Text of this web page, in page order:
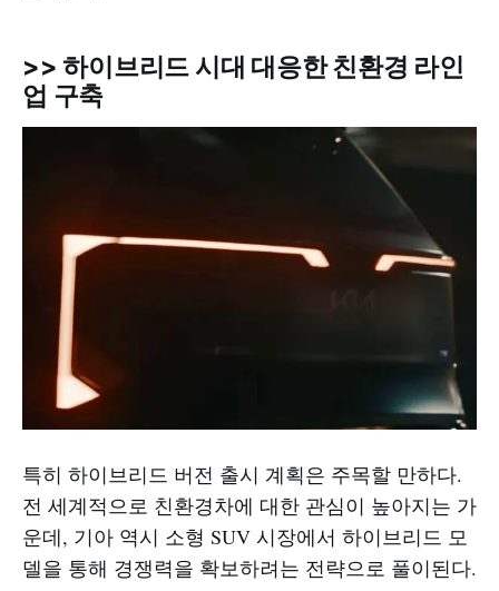
>> 하이브리드 시대 대응한 친환경 라인
업 구축
특히 하이브리드 버전 출시 계획은 주목할 만하다.
전 세계적으로 친환경차에 대한 관심이 높아지는 가
운데, 기아 역시 소형 SUV 시장에서 하이브리드 모
델을 통해 경쟁력을 확보하려는 전략으로 풀이된다.